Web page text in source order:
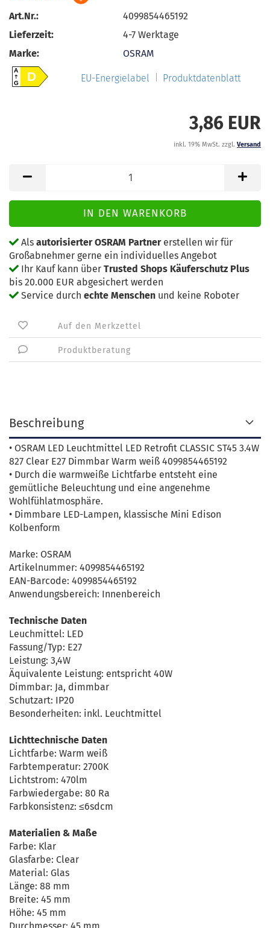
Art.Nr.:
4099854465192
Lieferzeit:
4-7 Werktage
Marke:
OSRAM
A
GD EU-Energielabel Produktdatenblatt
3,86 EUR
inkl. 19% MwSt. zzgl. Versand
Als autorisierter OSRAM Partnererstellen wir für
Großabnehmer gerne ein individuelles Angebot
Ihr Kauf kann über Trusted Shops Käuferschutz Plus
bis 20.000 EUR abgesichert werden
Service durch echte Menschen und keine Roboter
Auf den Merkzettel
Produktberatung
Beschreibung
• OSRAM LED Leuchtmittel LED Retrofit CLASSIC ST45 3.4W
827 Clear E27 Dimmbar Warm weiß 4099854465192
• Durch die warmweiße Lichtfarbe entsteht eine
gemütliche Beleuchtung und eine angenehme
Wohlfühlatmosphäre.
• Dimmbare LED-Lampen, klassische Mini Edison
Kolbenform
Marke: OSRAM
Artikelnummer: 4099854465192
EAN-Barcode: 4099854465192
Anwendungsbereich: Innenbereich
Technische Daten
Leuchmittel: LED
Fassung/Typ: E27
Leistung: 3,4W
Äquivalente Leistung: entspricht 40W
Dimmbar: Ja, dimmbar
Schutzart: IP20
Besonderheiten: inkl. Leuchtmittel
Lichttechnische Daten
Lichtfarbe: Warm weiß
Farbtemperatur: 2700K
Lichtstrom: 470lm
Farbwiedergabe: 80 Ra
Farbkonsistenz: ≤6sdcm
Materialien & Maße
Farbe: Klar
Glasfarbe: Clear
Material: Glas
Länge: 88 mm
Breite: 45 mm
Höhe: 45 mm